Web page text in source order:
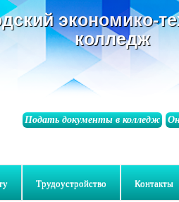
основному
содержанию
экономико-
колледж
Подать документы в колледж
Трудоустройство Контакты